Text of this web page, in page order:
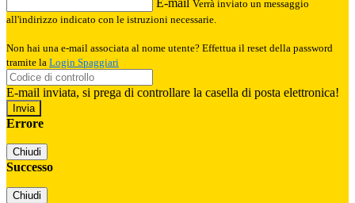
E-mail Verrà inviato un messaggio
all'indirizzo indicato con le istruzioni necessarie.
Non hai una e-mail associata al nome utente? Effettua il reset della password
tramite la Login Spaggiari
E-mail inviata, si prega di controllare la casella di posta elettronica!
Errore
Chiudi
Successo
Chiudi